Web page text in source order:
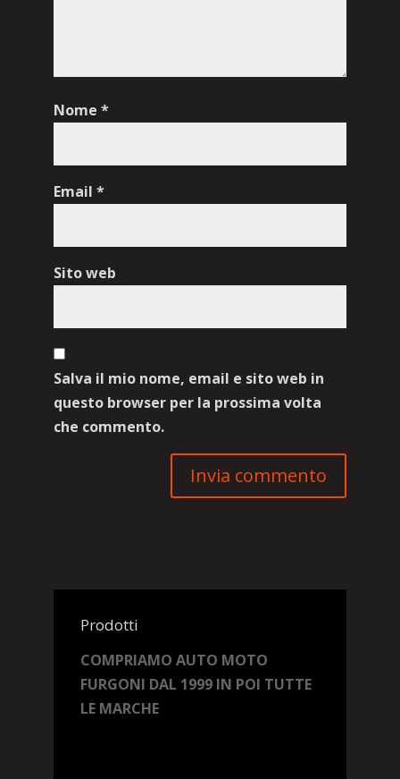
Nome *
Email *
Sito web
Salva il mio nome, email e sito web in
questo browser per la prossima volta
che commento.
Prodotti
COMPRIAMO AUTO MOTO
FURGONI DAL 1999 IN POI TUTTE
LE MARCHE